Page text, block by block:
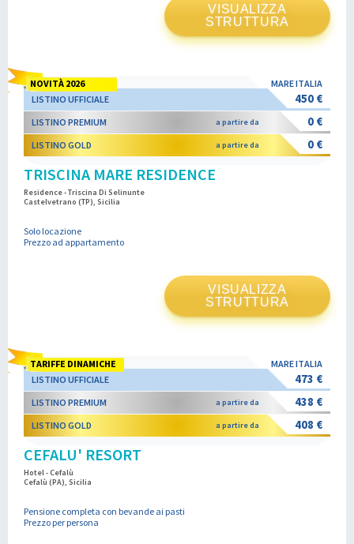
VISUALIZZA
STRUTTURA
MARE ITALIA
LISTINO UFFICIALE
450 €
LISTINO PREMIUM a partire da 0 €
LISTINO GOLD a partire da 0 €
NOVITÀ 2026
TRISCINA MARE RESIDENCE
Residence - Triscina Di Selinunte
Castelvetrano (TP), Sicilia
Solo locazione
Prezzo ad appartamento
VISUALIZZA
STRUTTURA
MARE ITALIA
LISTINO UFFICIALE
473 €
LISTINO PREMIUM a partire da 438 €
LISTINO GOLD a partire da 408 €
TARIFFE DINAMICHE
CEFALU' RESORT
Hotel - Cefalù
Cefalù (PA), Sicilia
Pensione completa con bevande ai pasti
Prezzo per persona